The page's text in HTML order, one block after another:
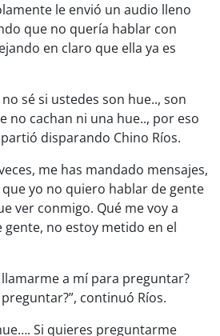
le envió un audio lleno
que no quería hablar con
en claro que ella ya es
sé si ustedes son hue.., son
no cachan ni una hue.., por eso
disparando Chino Ríos.
me has mandado mensajes,
yo no quiero hablar de gente
ver conmigo. Qué me voy a
no estoy metido en el
a mí para preguntar?
continuó Ríos.
Si quieres preguntarme